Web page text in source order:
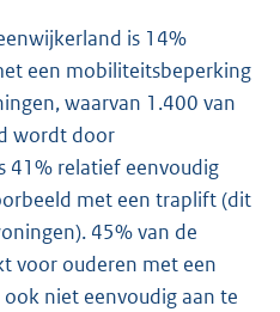
is 14%
een mobiliteitsbeperking
waarvan 1.400 van
wordt door
41% relatief eenvoudig
met een traplift (dit
45% van de
voor ouderen met een
niet eenvoudig aan te